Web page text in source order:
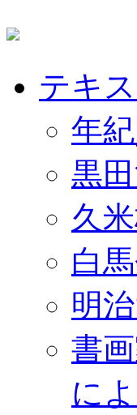
テキ
年
黒
久
白
明
書
によ